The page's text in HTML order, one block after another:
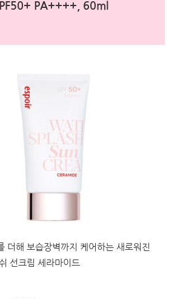
PA++++, 60ml
더해 보습장벽까지 케어하는 새로워진
선크림 세라마이드